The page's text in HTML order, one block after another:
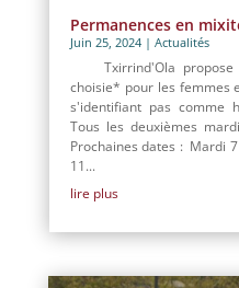
Permanences en
Juin 25, 2024| Actualités
Txirrind'Ola propose
choisie* pour les femmes
s'identifiant pas comme
Tous les deuxièmes
Prochaines dates : Mardi
11...
lire plus